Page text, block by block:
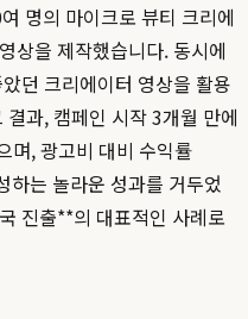
명의 마이크로 뷰티 크리에
상을 제작했습니다. 동시에
던 크리에이터 영상을 활용
과, 캠페인 시작 3개월 만에
며, 광고비 대비 수익률
하는 놀라운 성과를 거두었
진출**의 대표적인 사례로